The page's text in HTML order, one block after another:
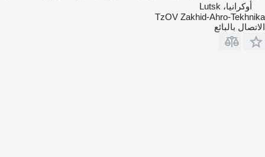
أوكرانيا، Lutsk
TzOV Zakhid-Ahro-Tekhnika
الاتصال بالبائع